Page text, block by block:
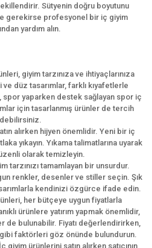
Sütyenin doğru boyutunu
gerekirse profesyonel bir iç giyim
yardım alın.
giyim tarzınıza ve ihtiyaçlarınıza
ve düz tasarımlar, farklı kıyafetlerle
spor yaparken destek sağlayan spor iç
için tasarlanmış ürünler de tercih
alırken hijyen önemlidir. Yeni bir iç
yıkayın. Yıkama talimatlarına uyarak
olarak temizleyin.
tarzınızı tamamlayan bir unsurdur.
renkler, desenler ve stiller seçin. Şık
kendinizi özgürce ifade edin.
her bütçeye uygun fiyatlarla
ürünlere yatırım yapmak önemlidir,
de bulunabilir. Fiyatı değerlendirirken,
gibi faktörleri göz önünde bulundurun.
ürünlerini satın alırken satıcının